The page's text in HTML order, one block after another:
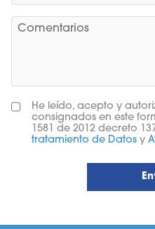
He leído, acepto y
consignados en este
1581 de 2012 decreto
tratamiento de Datos y